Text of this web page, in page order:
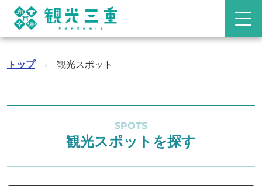
トップ › 観光スポット
SPOTS
観光スポットを探す